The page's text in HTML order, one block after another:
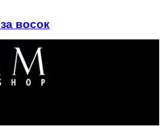
восок